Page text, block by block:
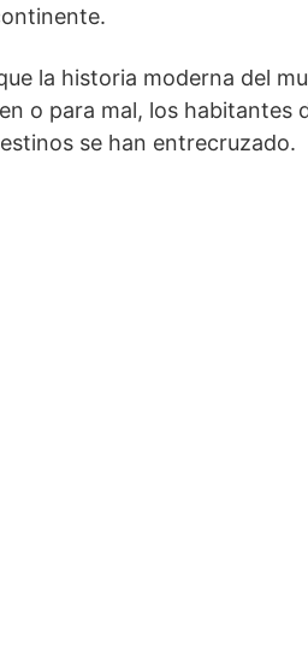
la historia moderna del
o para mal, los
se han entrecruzado.